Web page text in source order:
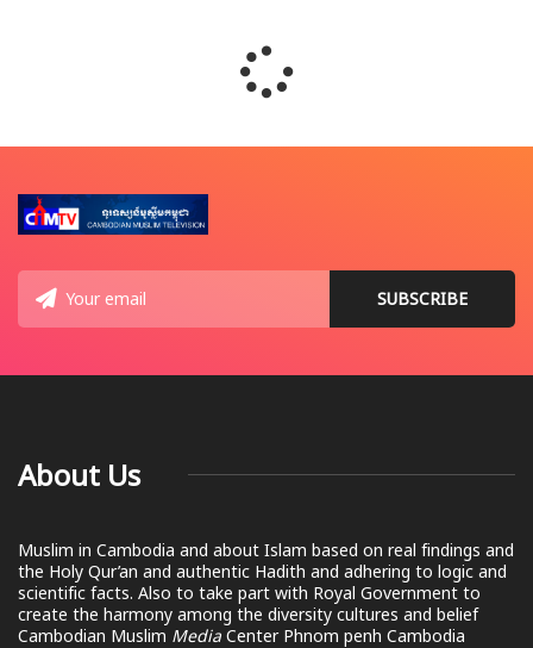
About Us
Muslim in Cambodia and about Islam based on real findings and
the Holy Qur’an and authentic Hadith and adhering to logic and
scientific facts. Also to take part with Royal Government to
create the harmony among the diversity cultures and belief
Cambodian Muslim Media Center Phnom penh Cambodia